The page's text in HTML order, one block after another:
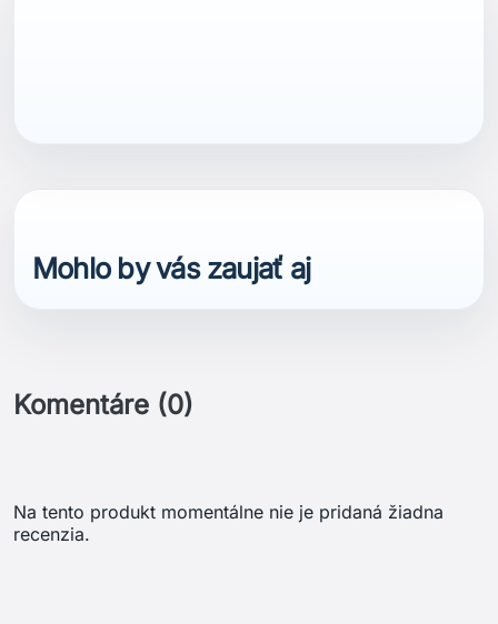
Mohlo by vás zaujať aj
Komentáre (0)
Na tento produkt momentálne nie je pridaná žiadna
recenzia.